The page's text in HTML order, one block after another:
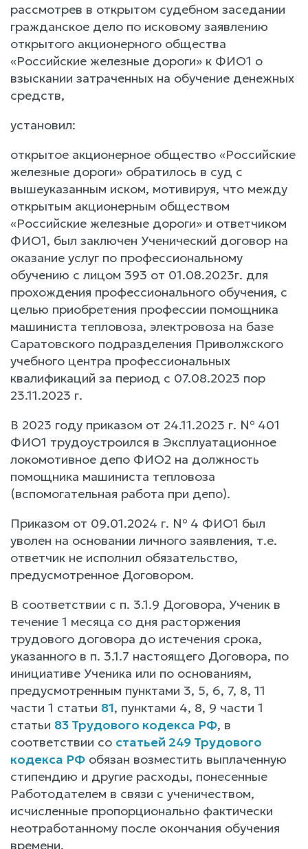
рассмотрев в открытом судебном заседании
гражданское дело по исковому заявлению
открытого акционерного общества
«Российские железные дороги» к ФИО1 о
взыскании затраченных на обучение денежных
средств,
установил:
открытое акционерное общество «Российские
железные дороги» обратилось в суд с
вышеуказанным иском, мотивируя, что между
открытым акционерным обществом
«Российские железные дороги» и ответчиком
ФИО1, был заключен Ученический договор на
оказание услуг по профессиональному
обучению с лицом 393 от 01.08.2023г. для
прохождения профессионального обучения, с
целью приобретения профессии помощника
машиниста тепловоза, электровоза на базе
Саратовского подразделения Приволжского
учебного центра профессиональных
квалификаций за период с 07.08.2023 пор
23.11.2023 г.
В 2023 году приказом от 24.11.2023 г. № 401
ФИО1 трудоустроился в Эксплуатационное
локомотивное депо ФИО2 на должность
помощника машиниста тепловоза
(вспомогательная работа при депо).
Приказом от 09.01.2024 г. № 4 ФИО1 был
уволен на основании личного заявления, т.е.
ответчик не исполнил обязательство,
предусмотренное Договором.
В соответствии с п. 3.1.9 Договора, Ученик в
течение 1 месяца со дня расторжения
трудового договора до истечения срока,
указанного в п. 3.1.7 настоящего Договора, по
инициативе Ученика или по основаниям,
предусмотренным пунктами 3, 5, 6, 7, 8, 11
части 1 статьи 81, пунктами 4, 8, 9 части 1
статьи 83 Трудового кодекса РФ, в
соответствии со статьей 249 Трудового
кодекса РФ обязан возместить выплаченную
стипендию и другие расходы, понесенные
Работодателем в связи с ученичеством,
исчисленные пропорционально фактически
неотработанному после окончания обучения
времени.